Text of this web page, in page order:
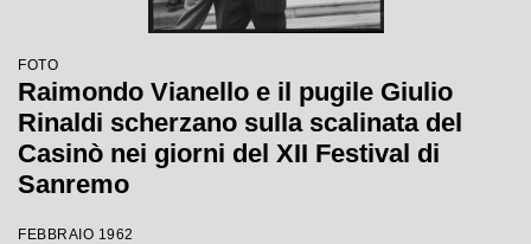
FOTO
Raimondo Vianello e il pugile Giulio
Rinaldi scherzano sulla scalinata del
Casinò nei giorni del XII Festival di
Sanremo
FEBBRAIO 1962